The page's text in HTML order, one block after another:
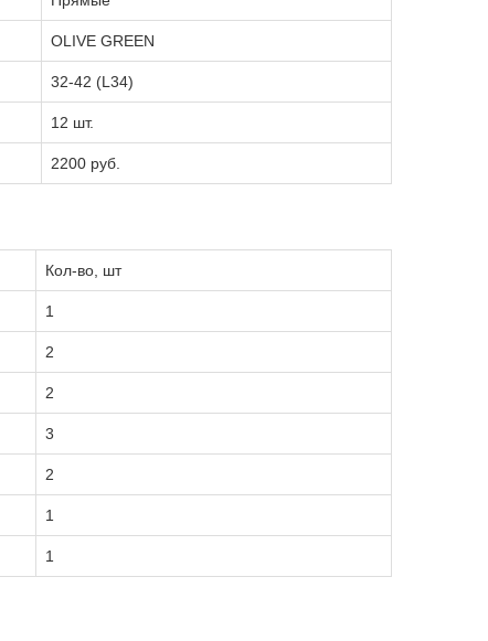
OLIVE GREEN
32-42 (L34)
12 шт.
2200 руб.
Кол-во, шт
1
2
2
3
2
1
1